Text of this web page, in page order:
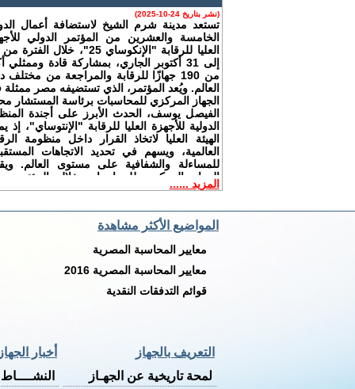
(نشر بتاريخ 24-10-2025)
تستعد مدينة شرم الشيخ لاستضافة أعمال
الخامسة والعشرين من المؤتمر الدولي
إلى 31 أكتوبر الجاري، بمشاركة قادة وممثلي
من 190 جهازًا للرقابة والمراجعة من مختلف
العالم. ويُعد المؤتمر، الذي تستضيفه مصر
الجهاز المركزي للمحاسبات برئاسة المستشار
الفيصل يوسف، الحدث الأبرز على أجندة
الدولية للأجهزة العليا للرقابة "الإنتوساي"، إذ
الهيئة العليا لاتخاذ القرار داخل منظومة
العالمية، ويسهم في تحديد الاتجاهات
للمساءلة والشفافية على مستوى العالم.
الجهاز المركزي للمحاسبات خلال المؤتمر
مصرية جديدة حول توظيف الذكاء
المزيد ......
المواضيع الأكثر مشاهدة
معايير المحاسبة المصرية
معايير المحاسبة المصرية 2016
قوائم التدفقات النقدية
التعريف بالجهاز أخبار الجهاز
لمحة تاريخية عن الجهـاز